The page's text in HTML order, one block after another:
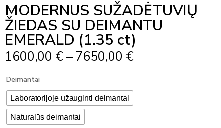
MODERNUS SUŽADĖTUVIŲ
ŽIEDAS SU DEIMANTU
EMERALD (1.35 ct)
1600,00 € – 7650,00 €
Deimantai
Laboratorijoje užauginti deimantai
Naturalūs deimantai
produkto
MODERNUS
SUŽADĖTUVIŲ
ŽIEDAS